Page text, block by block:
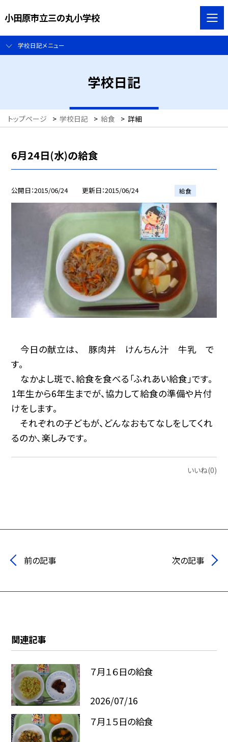
小田原市立三の丸小学校
学校日記メニュー
学校日記
トップページ > 学校日記 > 給食 > 詳細
6月24日(水)の給食
公開日 2015/06/24 更新日 2015/06/24 給食
今日の献立は、 豚肉丼 けんちん汁 牛乳 で
す。
なかよし斑で、給食を食べる「ふれあい給食」です。
1年生から6年生までが、協力して給食の準備や片付
けをします。
それぞれの子どもが、どんなおもてなしをしてくれ
るのか、楽しみです。
いいね(0)
前の記事 次の記事
関連記事
７月１６日の給食
2026/07/16
７月１５日の給食